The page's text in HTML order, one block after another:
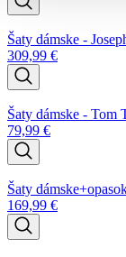
Šaty dámske -
309,99 €
Šaty dámske - Tom
79,99 €
Šaty
169,99 €